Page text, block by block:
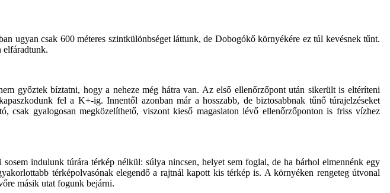
ugyan csak 600 méteres szintkülönbséget láttunk, de Dobogókő környékére ez túl kevésnek tűnt.
elfáradtunk.
győztek bíztatni, hogy a neheze még hátra van. Az első ellenőrzőpont után sikerült is eltéríteni
fel a K+-ig. Innentől azonban már a hosszabb, de biztosabbnak tűnő túrajelzéseket
csak gyalogosan megközelíthető, viszont kieső magaslaton lévő ellenőrzőponton is friss vízhez
indulunk túrára térkép nélkül: súlya nincsen, helyet sem foglal, de ha bárhol elmennénk egy
térképolvasónak elegendő a rajtnál kapott kis térkép is. A környéken rengeteg útvonal
másik utat fogunk bejárni.